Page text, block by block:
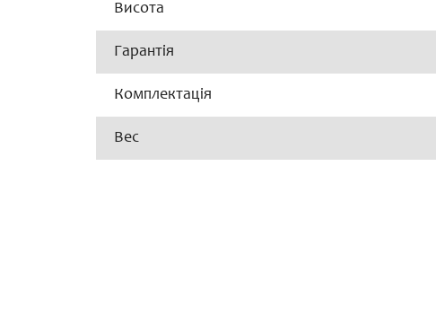
Висота
Гарантія
Комплектація
Вес